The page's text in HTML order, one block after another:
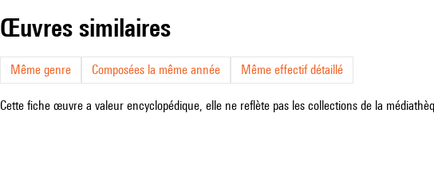
œuvres similaires
Même genre Composées la même année Même effectif détaillé
Cette fiche œuvre a valeur encyclopédique, elle ne reflète pas les collections de la